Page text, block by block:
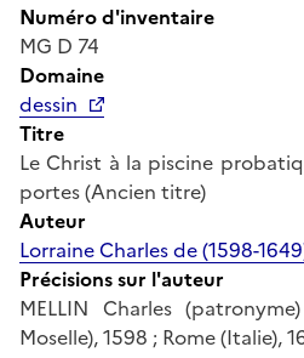
Numéro d'inventaire
MG D 74
Domaine
dessin
Titre
Le Christ à la piscine
portes (Ancien titre)
Auteur
Lorraine Charles de (1598-
Précisions sur l'auteur
MELLIN Charles
Moselle), 1598 ; Rome (Italie),